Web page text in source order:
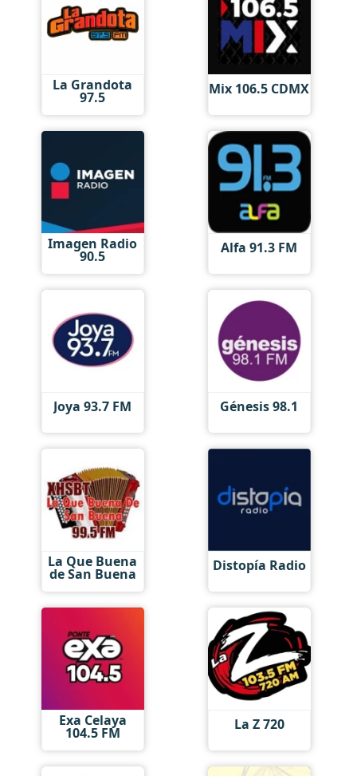
La Grandota
97.5 Mix 106.5 CDMX
Imagen Radio
90.5 Alfa 91.3 FM
Joya 93.7 FM Génesis 98.1
La Que Buena
de San Buena Distopía Radio
Exa Celaya
104.5 FM La Z 720